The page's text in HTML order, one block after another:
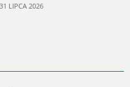
31 LIPCA 2026